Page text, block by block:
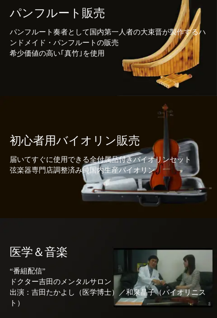
パンフルート販売
パンフルート奏者として国内第一人者の大束晋が製作するハ
ンドメイド・パンフルートの販売
希少価値の高い｢真竹｣を使用
初心者用バイオリン販売
届いてすぐに使用できる全付属品付きバイオリンセット
弦楽器専門店調整済み純国内生産バイオリン
医学＆音楽
“番組配信”
ドクター吉田のメンタルサロン
出演：吉田たかよし（医学博士）／和泉晶子（バイオリニス
ト）